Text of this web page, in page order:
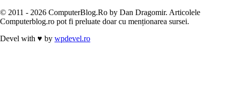
© 2011 - 2026 ComputerBlog.Ro by Dan Dragomir. Articolele
Computerblog.ro pot fi preluate doar cu menționarea sursei.
Devel with ♥ by wpdevel.ro